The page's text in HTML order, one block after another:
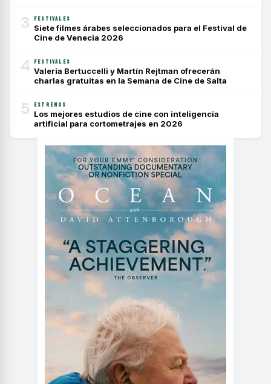
3 FESTIVALES
Siete filmes árabes seleccionados para el Festival de
Cine de Venecia 2026
4 FESTIVALES
Valeria Bertuccelli y Martín Rejtman ofrecerán
charlas gratuitas en la Semana de Cine de Salta
5 ESTRENOS
Los mejores estudios de cine con inteligencia
artificial para cortometrajes en 2026